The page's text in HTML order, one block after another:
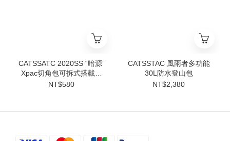
CATSSATC 2020SS “暗源”
Xpac切角包可拆式搭載模
組包
NT$580
CATSSTAC 風雨者多功能
30L防水登山包
NT$2,380